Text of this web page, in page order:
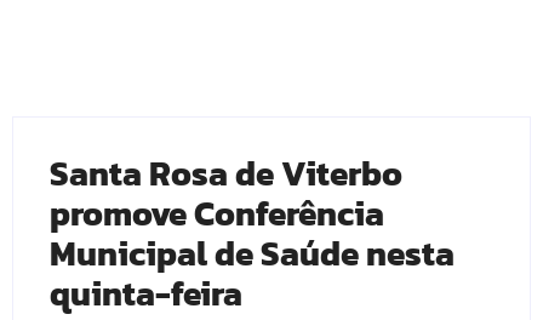
Santa Rosa de Viterbo
promove Conferência
Municipal de Saúde nesta
quinta-feira